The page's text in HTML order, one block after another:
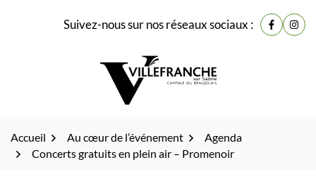
Suivez-nous sur nos réseaux sociaux : Lien vers
Lien
Accueil Au cœur de l’événement
Agenda
Concerts gratuits en plein air – Promenoir